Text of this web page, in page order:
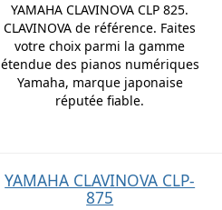
YAMAHA CLAVINOVA CLP 825.
CLAVINOVA de référence. Faites
votre choix parmi la gamme
étendue des pianos numériques
Yamaha, marque japonaise
réputée fiable.
YAMAHA CLAVINOVA CLP-
875